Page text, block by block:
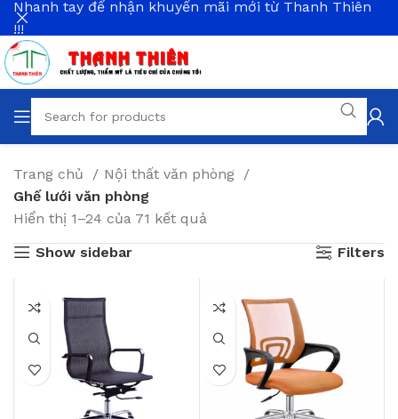
Trang chủ
Nội thất văn phòng
Ghế lưới văn phòng
Hiển thị 1–24 của 71 kết quả
Show sidebar
Filters
Nhanh tay để nhận khuyến mãi mới từ Thanh Thiên
!!!